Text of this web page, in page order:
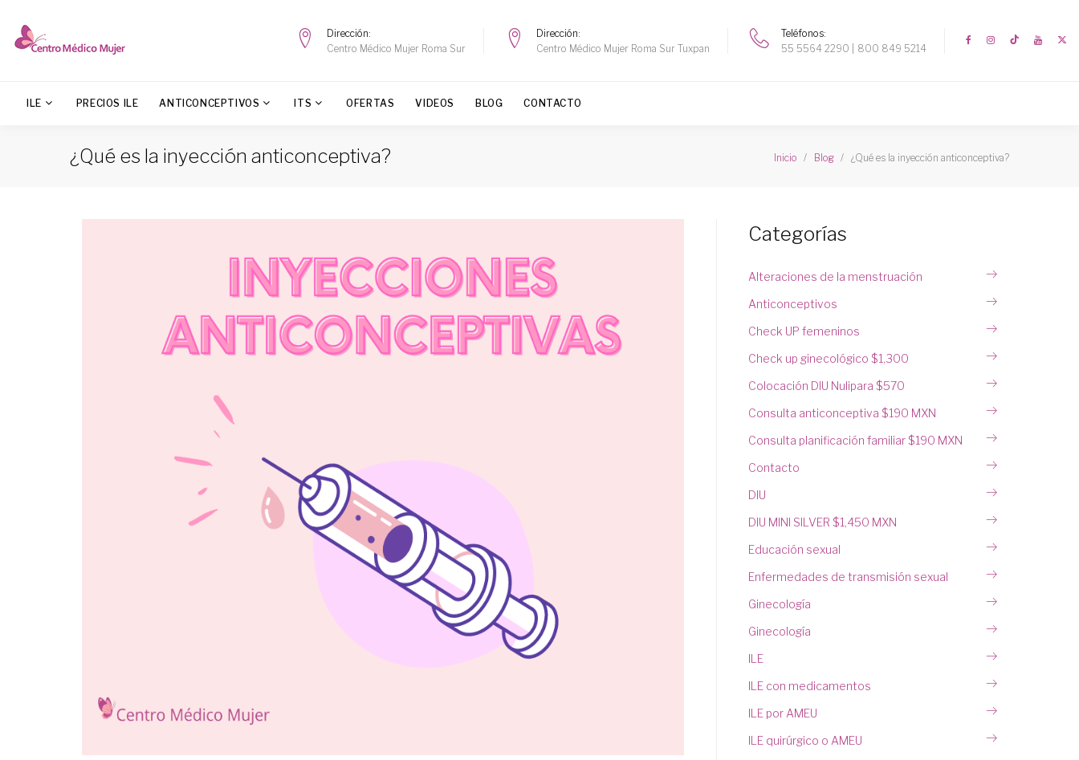
Dirección
Centro Médico Mujer Roma Sur
Dirección
Centro Médico Mujer Roma Sur Tuxpan
Teléfonos
55 5564 2290
800 849 5214
ILE PRECIOS ILE ANTICONCEPTIVOS ITS OFERTAS VIDEOS BLOG CONTACTO
¿Qué es la inyección anticonceptiva? Inicio Blog ¿Qué es la inyección anticonceptiva?
Categorías
Alteraciones de la menstruación
Anticonceptivos
Check UP femeninos
Check up ginecológico $1,300
Colocación DIU Nulipara $570
Consulta anticonceptiva $190 MXN
Consulta planificación familiar $190 MXN
Contacto
DIU
DIU MINI SILVER $1,450 MXN
Educación sexual
Enfermedades de transmisión sexual
Ginecología
Ginecología
ILE
ILE con medicamentos
ILE por AMEU
ILE quirúrgico o AMEU